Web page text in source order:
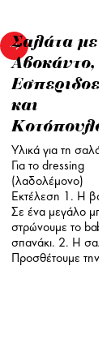
Σαλάτα με
Αβοκάντο,
και
Κοτόπουλο
Υλικά για τη σαλάτα
Για το dressing
(λαδολέμονο)
Εκτέλεση 1. Η
Σε ένα μεγάλο
στρώνουμε το baby
σπανάκι. 2. Η
Προσθέτουμε την…